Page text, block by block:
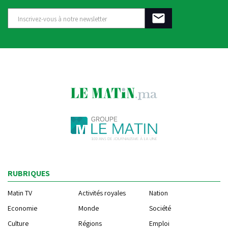
RUBRIQUES
Matin TV Activités royales
Nation
Economie
Monde
Société
Culture
Régions
Emploi